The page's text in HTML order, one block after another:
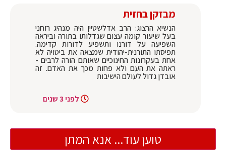
מבזקן בחזית
הנשיא הרצוג: הרב אדלשטיין היה מנהיג רוחני
בעל שיעור קומה עצום שגדלותו בתורה וביראה
השפיעה על דורנו ותשפיע לדורות קדימה.
תפיסתו התורנית-יהודית שמצאה את ביטויה לא
אחת בעקרונות החינוכיים שאותם הורה לרבים -
ראתה את העם ולא פחות מכך את האדם. זה
אובדן גדול לעולם הישיבות
לפני 3 שנים
טוען עוד... אנא המתן